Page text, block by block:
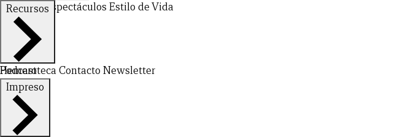
DeportesEspectáculos Estilo de Vida
Recursos
Hemeroteca Contacto Newsletter
Podcast
Impreso
CERRAR